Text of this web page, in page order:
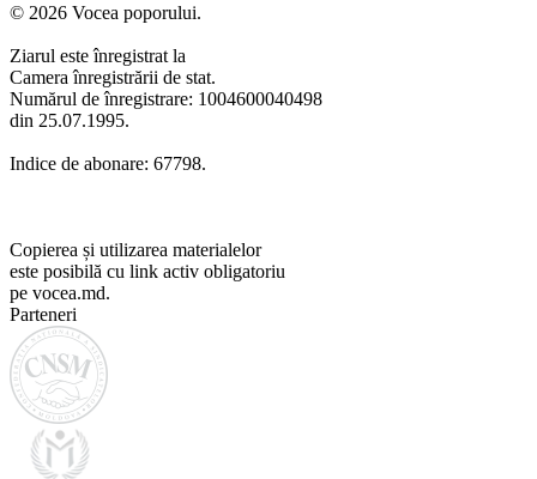
© 2026 Vocea poporului.
Ziarul este înregistrat la
Camera înregistrării de stat.
Numărul de înregistrare: 1004600040498
din 25.07.1995.
Indice de abonare: 67798.
Copierea și utilizarea materialelor
este posibilă cu link activ obligatoriu
pe vocea.md.
Parteneri